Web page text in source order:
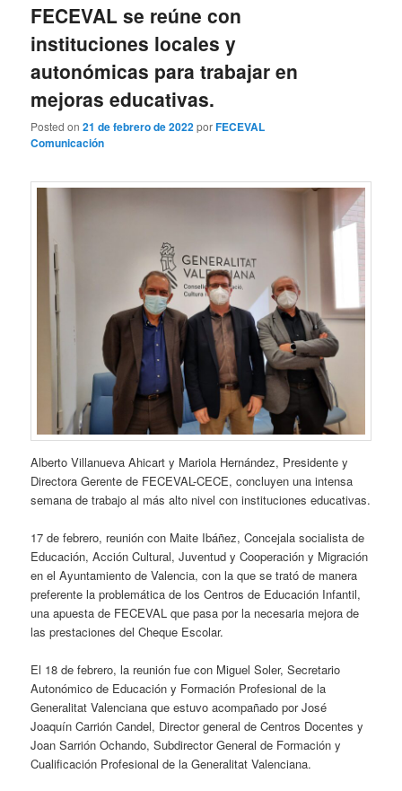
FECEVAL se reúne con
instituciones locales y
autonómicas para trabajar en
mejoras educativas.
Posted on21 de febrero de 2022porFECEVAL
Comunicación
Alberto Villanueva Ahicart y Mariola Hernández, Presidente y
Directora Gerente de FECEVAL-CECE, concluyen una intensa
semana de trabajo al más alto nivel con instituciones educativas.
17 de febrero, reunión con Maite Ibáñez, Concejala socialista de
Educación, Acción Cultural, Juventud y Cooperación y Migración
en el Ayuntamiento de Valencia, con la que se trató de manera
preferente la problemática de los Centros de Educación Infantil,
una apuesta de FECEVAL que pasa por la necesaria mejora de
las prestaciones del Cheque Escolar.
El 18 de febrero, la reunión fue con Miguel Soler, Secretario
Autonómico de Educación y Formación Profesional de la
Generalitat Valenciana que estuvo acompañado por José
Joaquín Carrión Candel, Director general de Centros Docentes y
Joan Sarrión Ochando, Subdirector General de Formación y
Cualificación Profesional de la Generalitat Valenciana.